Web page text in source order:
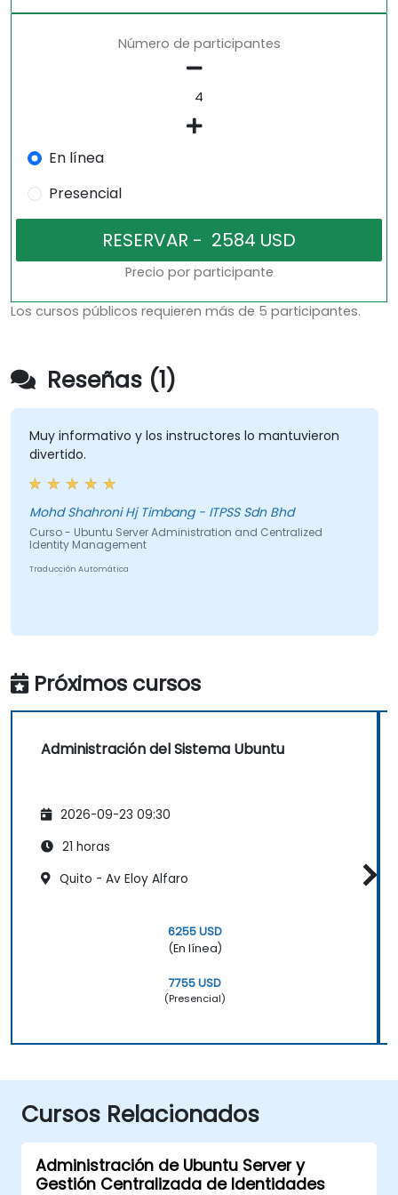
Número de participantes
En línea
Presencial
Precio por participante
Los cursos públicos requieren más de 5 participantes.
Reseñas (1)
Muy informativo y los instructores lo mantuvieron
divertido.
Mohd Shahroni Hj Timbang - ITPSS Sdn Bhd
Curso - Ubuntu Server Administration and Centralized
Identity Management
Traducción Automática
Próximos cursos
Administración del Sistema Ubuntu
2026-09-23 09:30
21 horas
Quito - Av Eloy Alfaro
6255 USD
(En línea)
7755 USD
(Presencial)
Cursos Relacionados
Administración de Ubuntu Server y
Gestión Centralizada de Identidades